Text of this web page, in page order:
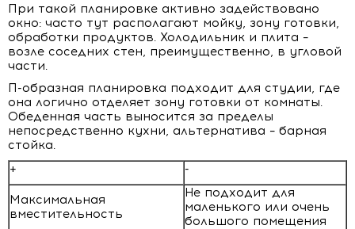
При такой планировке активно задействовано
окно: часто тут располагают мойку, зону готовки,
обработки продуктов. Холодильник и плита –
возле соседних стен, преимущественно, в угловой
части.
П-образная планировка подходит для студии, где
она логично отделяет зону готовки от комнаты.
Обеденная часть выносится за пределы
непосредственно кухни, альтернатива – барная
стойка.
+
-
Максимальная
вместительность
Не подходит для
маленького или очень
большого помещения